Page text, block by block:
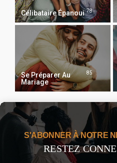
Célibataire Épanoui 78
Se Préparer Au
Mariage
85
Recevoir Notre
The real voyage of discovery
S'ABONNER À NOTRE
RESTEZ